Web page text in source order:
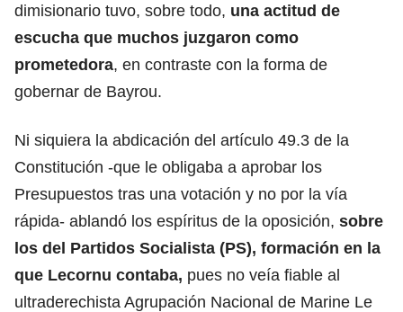
dimisionario tuvo, sobre todo, una actitud de
escucha que muchos juzgaron como
prometedora, en contraste con la forma de
gobernar de Bayrou.
Ni siquiera la abdicación del artículo 49.3 de la
Constitución -que le obligaba a aprobar los
Presupuestos tras una votación y no por la vía
rápida- ablandó los espíritus de la oposición, sobre
los del Partidos Socialista (PS), formación en la
que Lecornu contaba, pues no veía fiable al
ultraderechista Agrupación Nacional de Marine Le